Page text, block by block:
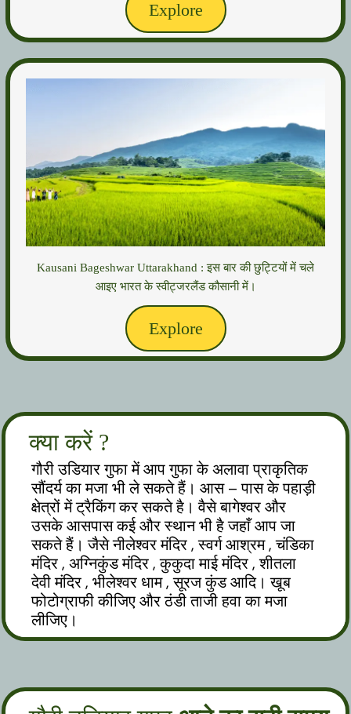
Explore
Kausani Bageshwar Uttarakhand : इस बार की छुट्टियों में चले
आइए भारत के स्वीट्जरलैंड कौसानी में।
Explore
क्या करें ?
गौरी उडियार गुफा में आप गुफा के अलावा प्राकृतिक
सौंदर्य का मजा भी ले सकते हैं। आस – पास के पहाड़ी
क्षेत्रों में ट्रैकिंग कर सकते है। वैसे बागेश्वर और
उसके आसपास कई और स्थान भी है जहाँ आप जा
सकते हैं। जैसे नीलेश्वर मंदिर , स्वर्ग आश्रम , चंडिका
मंदिर , अग्निकुंड मंदिर , कुकुदा माई मंदिर , शीतला
देवी मंदिर , भीलेश्वर धाम , सूरज कुंड आदि। खूब
फोटोग्राफी कीजिए और ठंडी ताजी हवा का मजा
लीजिए।